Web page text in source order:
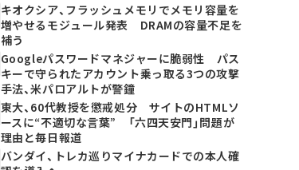
キオクシア、フラッシュメモリでメモリ容量を
増やせるモジュール発表 DRAMの容量不足を
補う
Googleパスワードマネジャーに脆弱性 パス
キーで守られたアカウント乗っ取る3つの攻撃
手法、米パロアルトが警鐘
東大、60代教授を懲戒処分 サイトのHTMLソ
ースに“不適切な言葉” 「六四天安門」問題が
理由と毎日報道
バンダイ、トレカ巡りマイナカードでの本人確